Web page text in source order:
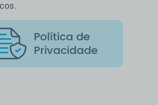
Política de
Privacidade